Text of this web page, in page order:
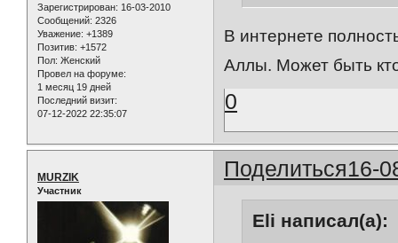
Зарегистрирован: 16-03-2010
Сообщений: 2326
Уважение: +1389
Позитив: +1572
Пол: Женский
Провел на форуме:
1 месяц 19 дней
Последний визит:
07-12-2022 22:35:07
В интернете
Аллы. Может быть
0
Поделиться16-
MURZIK
Участник
Eli написал(а):